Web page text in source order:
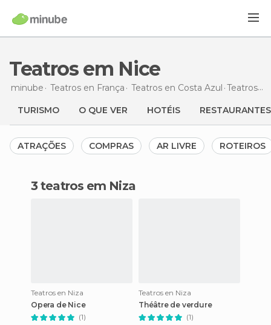
Teatros em Nice
minube Teatros en França Teatros en Costa Azul Teatros
TURISMO O QUE VER HOTÉIS RESTAURANTES
ATRAÇÕES COMPRAS AR LIVRE ROTEIROS
3 teatros em Niza
Teatros en Niza
Opera de Nice
(1)
Teatros en Niza
Théâtre de verdure
(1)